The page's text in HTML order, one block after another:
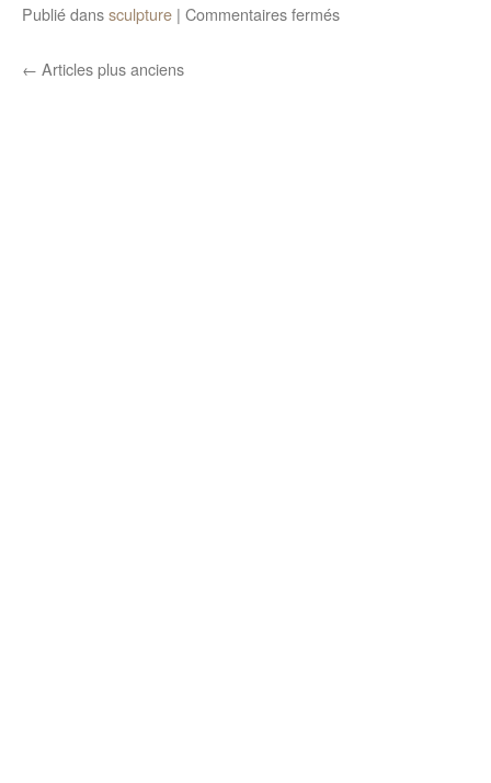
Publié danssculpture | Commentaires ferméssur
← Articles plus anciens